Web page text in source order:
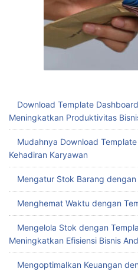
Download Template
Meningkatkan Produktivitas
Mudahnya Download
Kehadiran Karyawan
Mengatur Stok Barang
Menghemat Waktu dengan
Mengelola Stok dengan
Meningkatkan Efisiensi Bisnis
Mengoptimalkan Keuangan